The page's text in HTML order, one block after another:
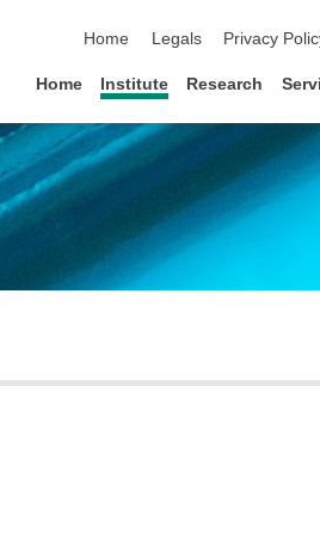
Home
Legals Privacy
Home Institute Research